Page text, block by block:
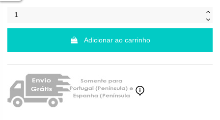
Adicionar ao carrinho